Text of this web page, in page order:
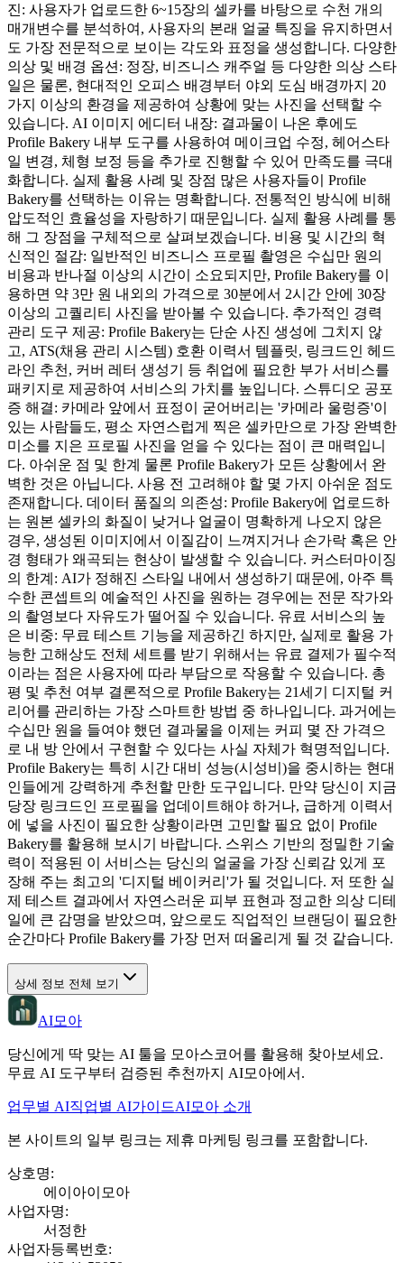
진: 사용자가 업로드한 6~15장의 셀카를 바탕으로 수천 개의
매개변수를 분석하여, 사용자의 본래 얼굴 특징을 유지하면서
도 가장 전문적으로 보이는 각도와 표정을 생성합니다. 다양한
의상 및 배경 옵션: 정장, 비즈니스 캐주얼 등 다양한 의상 스타
일은 물론, 현대적인 오피스 배경부터 야외 도심 배경까지 20
가지 이상의 환경을 제공하여 상황에 맞는 사진을 선택할 수
있습니다. AI 이미지 에디터 내장: 결과물이 나온 후에도
Profile Bakery 내부 도구를 사용하여 메이크업 수정, 헤어스타
일 변경, 체형 보정 등을 추가로 진행할 수 있어 만족도를 극대
화합니다. 실제 활용 사례 및 장점 많은 사용자들이 Profile
Bakery를 선택하는 이유는 명확합니다. 전통적인 방식에 비해
압도적인 효율성을 자랑하기 때문입니다. 실제 활용 사례를 통
해 그 장점을 구체적으로 살펴보겠습니다. 비용 및 시간의 혁
신적인 절감: 일반적인 비즈니스 프로필 촬영은 수십만 원의
비용과 반나절 이상의 시간이 소요되지만, Profile Bakery를 이
용하면 약 3만 원 내외의 가격으로 30분에서 2시간 안에 30장
이상의 고퀄리티 사진을 받아볼 수 있습니다. 추가적인 경력
관리 도구 제공: Profile Bakery는 단순 사진 생성에 그치지 않
고, ATS(채용 관리 시스템) 호환 이력서 템플릿, 링크드인 헤드
라인 추천, 커버 레터 생성기 등 취업에 필요한 부가 서비스를
패키지로 제공하여 서비스의 가치를 높입니다. 스튜디오 공포
증 해결: 카메라 앞에서 표정이 굳어버리는 '카메라 울렁증'이
있는 사람들도, 평소 자연스럽게 찍은 셀카만으로 가장 완벽한
미소를 지은 프로필 사진을 얻을 수 있다는 점이 큰 매력입니
다. 아쉬운 점 및 한계 물론 Profile Bakery가 모든 상황에서 완
벽한 것은 아닙니다. 사용 전 고려해야 할 몇 가지 아쉬운 점도
존재합니다. 데이터 품질의 의존성: Profile Bakery에 업로드하
는 원본 셀카의 화질이 낮거나 얼굴이 명확하게 나오지 않은
경우, 생성된 이미지에서 이질감이 느껴지거나 손가락 혹은 안
경 형태가 왜곡되는 현상이 발생할 수 있습니다. 커스터마이징
의 한계: AI가 정해진 스타일 내에서 생성하기 때문에, 아주 특
수한 콘셉트의 예술적인 사진을 원하는 경우에는 전문 작가와
의 촬영보다 자유도가 떨어질 수 있습니다. 유료 서비스의 높
은 비중: 무료 테스트 기능을 제공하긴 하지만, 실제로 활용 가
능한 고해상도 전체 세트를 받기 위해서는 유료 결제가 필수적
이라는 점은 사용자에 따라 부담으로 작용할 수 있습니다. 총
평 및 추천 여부 결론적으로 Profile Bakery는 21세기 디지털 커
리어를 관리하는 가장 스마트한 방법 중 하나입니다. 과거에는
수십만 원을 들여야 했던 결과물을 이제는 커피 몇 잔 가격으
로 내 방 안에서 구현할 수 있다는 사실 자체가 혁명적입니다.
Profile Bakery는 특히 시간 대비 성능(시성비)을 중시하는 현대
인들에게 강력하게 추천할 만한 도구입니다. 만약 당신이 지금
당장 링크드인 프로필을 업데이트해야 하거나, 급하게 이력서
에 넣을 사진이 필요한 상황이라면 고민할 필요 없이 Profile
Bakery를 활용해 보시기 바랍니다. 스위스 기반의 정밀한 기술
력이 적용된 이 서비스는 당신의 얼굴을 가장 신뢰감 있게 포
장해 주는 최고의 '디지털 베이커리'가 될 것입니다. 저 또한 실
제 테스트 결과에서 자연스러운 피부 표현과 정교한 의상 디테
일에 큰 감명을 받았으며, 앞으로도 직업적인 브랜딩이 필요한
순간마다 Profile Bakery를 가장 먼저 떠올리게 될 것 같습니다.
상세 정보 전체 보기
AI모아
당신에게 딱 맞는 AI 툴을 모아스코어를 활용해 찾아보세요.
무료 AI 도구부터 검증된 추천까지 AI모아에서.
업무별 AI직업별 AI가이드AI모아 소개
본 사이트의 일부 링크는 제휴 마케팅 링크를 포함합니다.
상호명:
에이아이모아
사업자명:
서정한
사업자등록번호: